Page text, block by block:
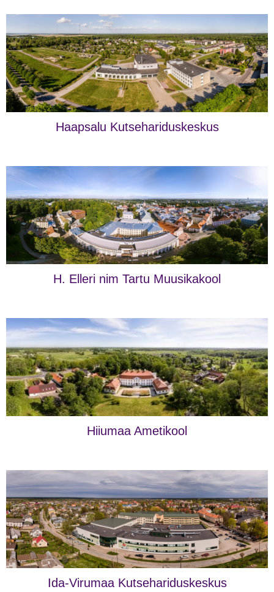
Haapsalu Kutsehariduskeskus
H. Elleri nim Tartu Muusikakool
Hiiumaa Ametikool
Ida-Virumaa Kutsehariduskeskus